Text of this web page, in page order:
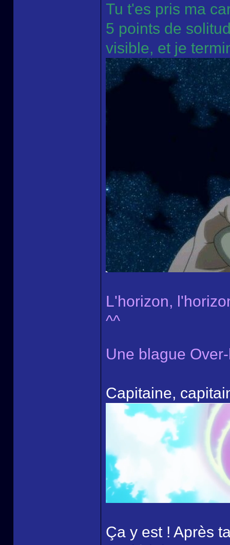
Tu t'es pris ma
5 points de
visible, et je
L'horizon,
^^
Une blague
Capitaine,
Ça y est ! Après